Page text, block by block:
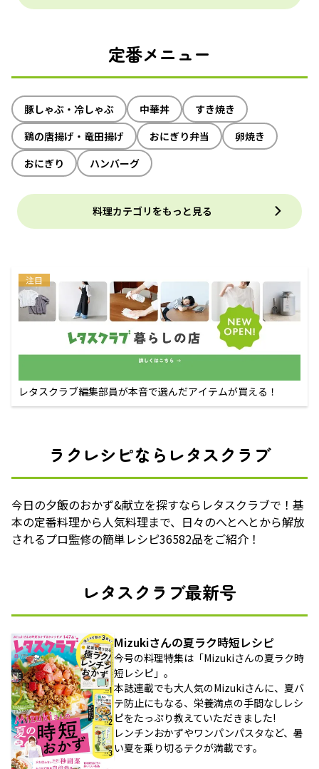
定番メニュー
豚しゃぶ・冷しゃぶ 中華丼
すき焼き
鶏の唐揚げ・竜田揚げ
おにぎり弁当
卵焼き
おにぎり
ハンバーグ
料理カテゴリをもっと見る
注目
レタスクラブ編集部員が本音で選んだアイテムが買える！
ラクレシピならレタスクラブ
今日の夕飯のおかず&献立を探すならレタスクラブで！基
本の定番料理から人気料理まで、日々のへとへとから解放
されるプロ監修の簡単レシピ36582品をご紹介！
レタスクラブ最新号
Mizukiさんの夏ラク時短レシピ
今号の料理特集は「Mizukiさんの夏ラク時
短レシピ」。
本誌連載でも大人気のMizukiさんに、夏バ
テ防止にもなる、栄養満点の手間なしレシ
ピをたっぷり教えていただきました!
レンチンおかずやワンパンパスタなど、暑
い夏を乗り切るテクが満載です。